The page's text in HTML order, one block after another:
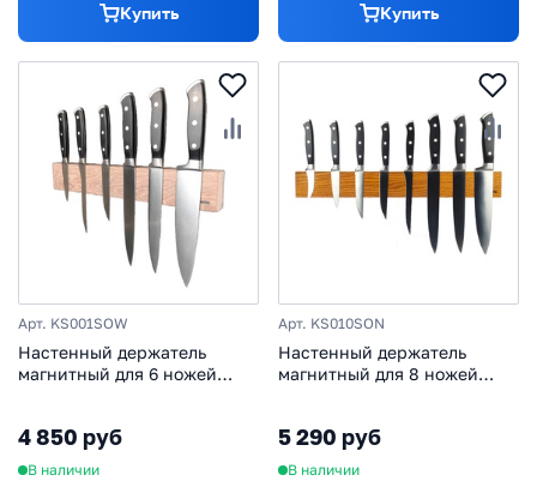
Купить Купить
Арт. KS001SOW
Настенный держатель
магнитный для 6 ножей
4 850 руб
В наличии
Арт. KS010SON
Настенный держатель
магнитный для 8 ножей
5 290 руб
В наличии